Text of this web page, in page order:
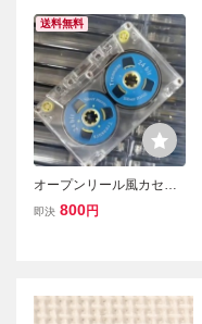
送料無料
オープンリール風カセッ
トテープ新品カセットテ
即決 800円